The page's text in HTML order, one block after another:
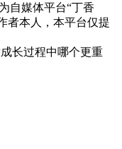
自媒体平台“丁香
者本人，本平台仅提
长过程中哪个更重